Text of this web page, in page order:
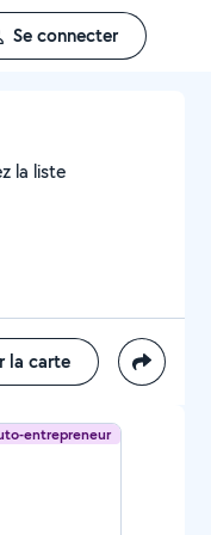
Se connecter
la liste
la carte
entrepreneur